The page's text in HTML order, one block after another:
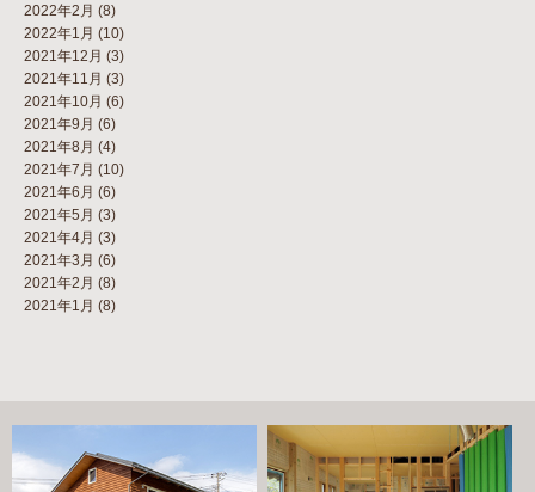
2022年2月 (8)
2022年1月 (10)
2021年12月 (3)
2021年11月 (3)
2021年10月 (6)
2021年9月 (6)
2021年8月 (4)
2021年7月 (10)
2021年6月 (6)
2021年5月 (3)
2021年4月 (3)
2021年3月 (6)
2021年2月 (8)
2021年1月 (8)